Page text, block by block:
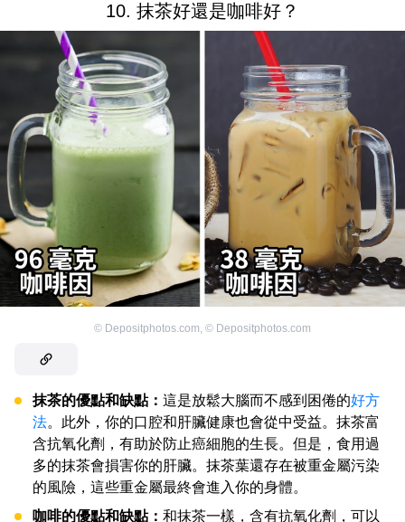
10. 抹茶好還是咖啡好？
© Depositphotos.com, © Depositphotos.com
抹茶的優點和缺點： 這是放鬆大腦而不感到困倦的好方
法。此外，你的口腔和肝臟健康也會從中受益。抹茶富
含抗氧化劑，有助於防止癌細胞的生長。但是，食用過
多的抹茶會損害你的肝臟。抹茶葉還存在被重金屬污染
的風險，這些重金屬最終會進入你的身體。
咖啡的優點和缺點： 和抹茶一樣，含有抗氧化劑，可以